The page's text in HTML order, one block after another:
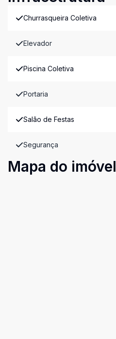
Churrasqueira Coletiva
Elevador
Piscina Coletiva
Portaria
Salão de Festas
Segurança
Mapa do imóvel